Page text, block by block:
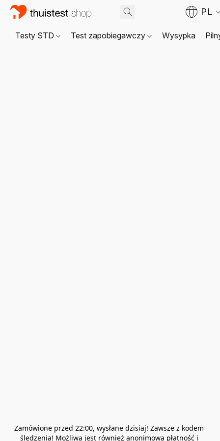
PL
Testy STD Test zapobiegawczy Wysypka
Zamówione przed 22:00, wysłane dzisiaj! Zawsze z kodem
śledzenia! Możliwa jest również anonimowa płatność i